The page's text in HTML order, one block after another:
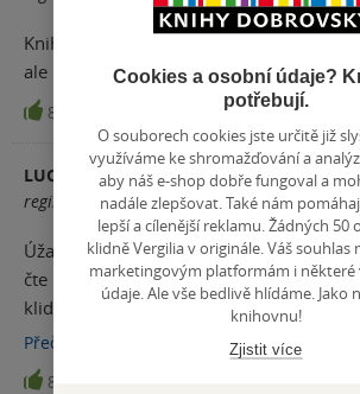
Kniha má své kouzlo a originalitu.. film je skvěle natočen
ale kniha je kniha :)
86 Kniha, Mladá
LUCIE PELČÁKOVÁ
registrovaný uživatel
Úžasný příběh inspirovaný Hrabalovým
čte naprosto sama, nese v sobě tichou
klidného dne. Mnoho lidí zná film a
musím uznat, že kniha je mi tisíckrát
zastihuje mládí v Česku mnohem
Přečíst
81 Kniha, Mladá
Cookies a osobní údaje?
potřebují.
O souborech cookies jste určitě již
využíváme ke shromažďování a
aby náš e-shop dobře fungoval a
nadále zlepšovat. Také nám
lepší a cílenější reklamu. Žádných 50
klidně Vergilia v originále. Váš souhlas
marketingovým platformám i některé
údaje. Ale vše bedlivě hlídáme. Jako
knihovnu!
Zjistit více